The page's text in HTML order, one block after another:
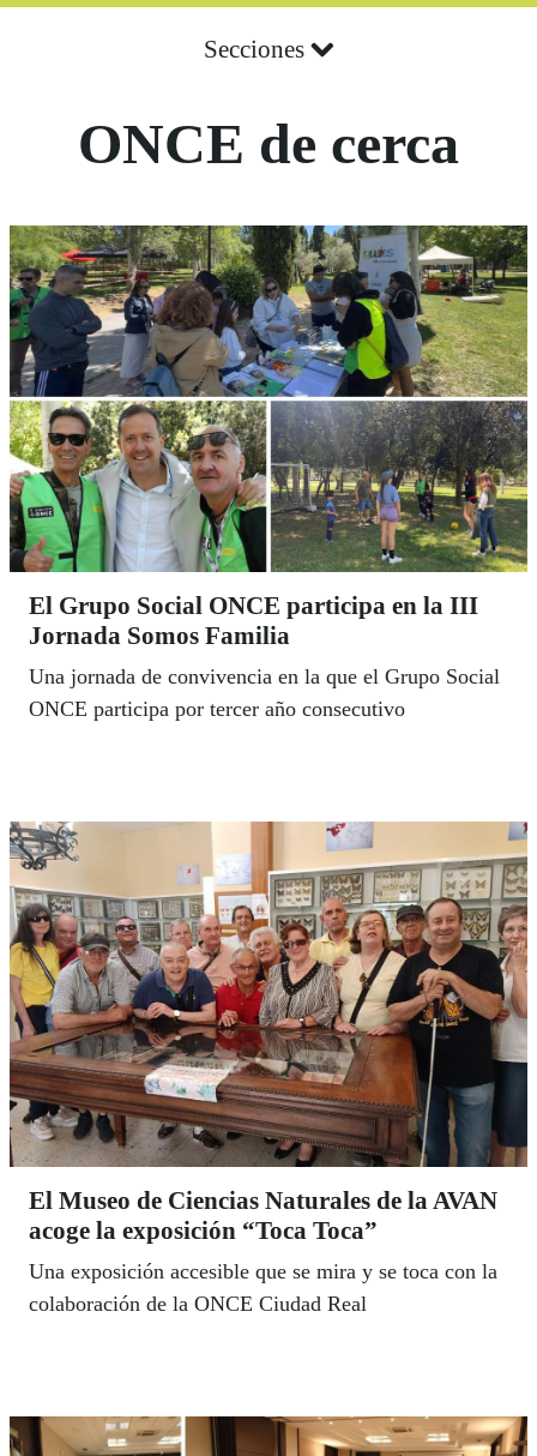
Secciones
ONCE de cerca
El Grupo Social ONCE participa en la III
Jornada Somos Familia
Una jornada de convivencia en la que el Grupo Social
ONCE participa por tercer año consecutivo
El Museo de Ciencias Naturales de la AVAN
acoge la exposición “Toca Toca”
Una exposición accesible que se mira y se toca con la
colaboración de la ONCE Ciudad Real